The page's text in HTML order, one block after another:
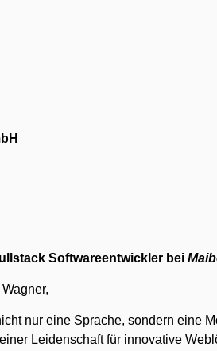
Softwareentwickler bei
nur eine Sprache, sondern eine
Leidenschaft für innovative